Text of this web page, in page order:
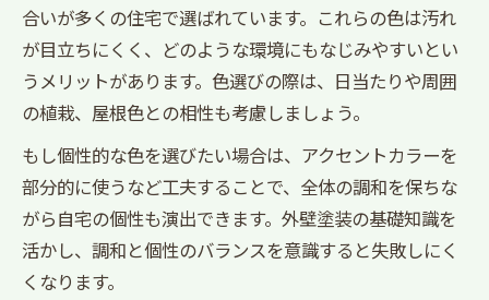
合いが多くの住宅で選ばれています。これらの色は汚れ
が目立ちにくく、どのような環境にもなじみやすいとい
うメリットがあります。色選びの際は、日当たりや周囲
の植栽、屋根色との相性も考慮しましょう。
もし個性的な色を選びたい場合は、アクセントカラーを
部分的に使うなど工夫することで、全体の調和を保ちな
がら自宅の個性も演出できます。外壁塗装の基礎知識を
活かし、調和と個性のバランスを意識すると失敗しにく
くなります。